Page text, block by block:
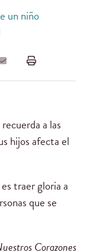
un niño
a las
hijos afecta el
traer gloria a
que se
Corazones